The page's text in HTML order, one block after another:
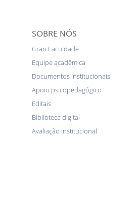
SOBRE NÓS
Gran Faculdade
Equipe acadêmica
Documentos institucionais
Apoio psicopedagógico
Editais
Biblioteca digital
Avaliação institucional